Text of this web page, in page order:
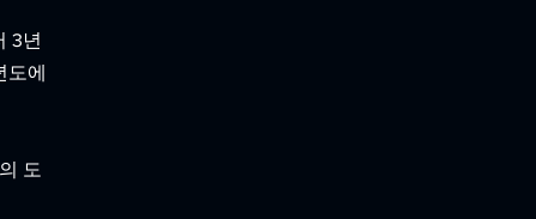
3년
도에
도